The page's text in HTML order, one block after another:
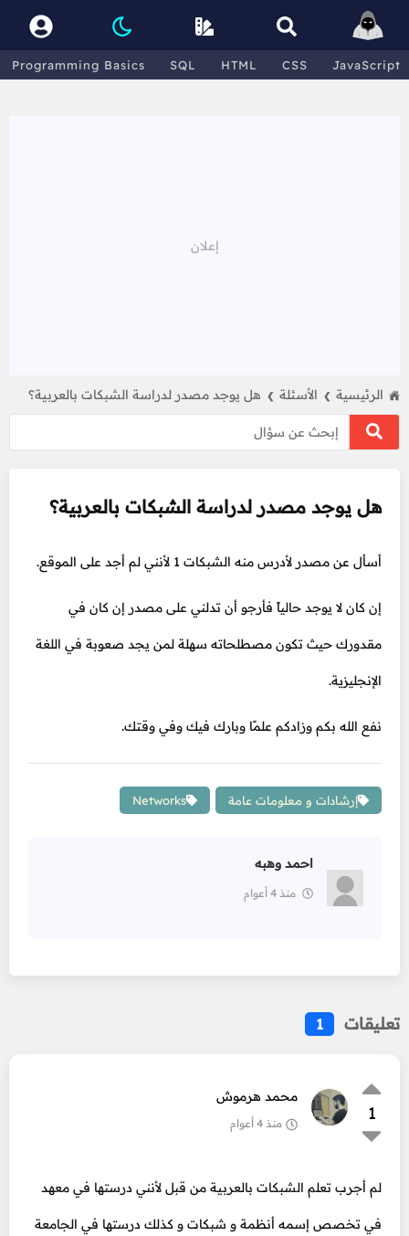
Programming Basics SQL HTML CSS JavaScript
الرئيسية ❯ الأسئلة ❯ هل يوجد مصدر لدراسة الشبكات بالعربية؟
هل يوجد مصدر لدراسة الشبكات بالعربية؟
أسأل عن مصدر لأدرس منه الشبكات 1 لأنني لم أجد على الموقع.
إن كان لا يوجد حالياً فأرجو أن تدلني على مصدر إن كان في
مقدورك حيث تكون مصطلحاته سهلة لمن يجد صعوبة في اللغة
الإنجليزية.
نفع الله بكم وزادكم علمًا وبارك فيك وفي وقتك.
إرشادات و معلومات عامة Networks
احمد وهبه
منذ 4 أعوام
تعليقات 1
1
محمد هرموش
منذ 4 أعوام
لم أجرب تعلم الشبكات بالعربية من قبل لأنني درستها في معهد
في تخصص إسمه أنظمة و شبكات و كذلك درستها في الجامعة